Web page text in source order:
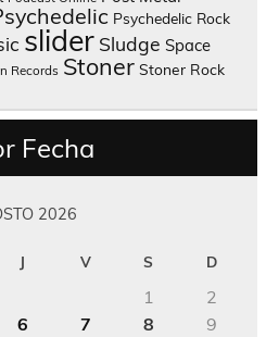
Psychedelic Rock
slider Sludge Space
Records Stoner Stoner Rock
Fecha
2026
J V S D
1
2
6 7 8
9